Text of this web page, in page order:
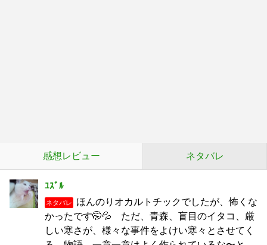
感想レビュー ネタバレ
ﾕｽﾞﾙ
ネタバレ
ほんのりオカルトチックでしたが、怖くな
かったです🤭💦 ただ、青森、盲目のイタコ、厳
しい寒さが、様々な事件をよけい寒々とさせてく